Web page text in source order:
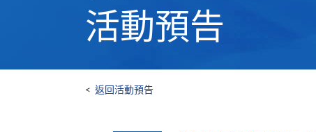
活動預告
< 返回活動預告